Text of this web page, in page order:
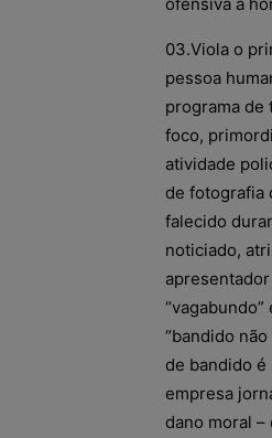
03.Viola o
pessoa
programa de
foco,
atividade
de fotografia
falecido
noticiado,
“bandido
de bandido é
empresa
dano moral